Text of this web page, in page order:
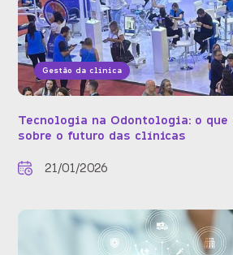
Gestão da clínica
Tecnologia na Odontologia: o
sobre o futuro das clínicas
21/01/2026